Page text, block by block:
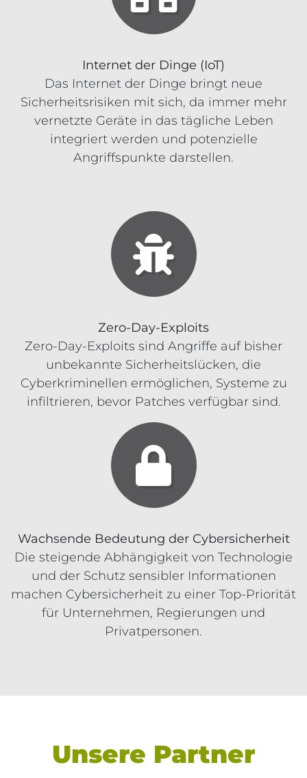
Internet der Dinge (IoT)
Das Internet der Dinge bringt neue
Sicherheitsrisiken mit sich, da immer mehr
vernetzte Geräte in das tägliche Leben
integriert werden und potenzielle
Angriffspunkte darstellen.
Zero-Day-Exploits
Zero-Day-Exploits sind Angriffe auf bisher
unbekannte Sicherheitslücken, die
Cyberkriminellen ermöglichen, Systeme zu
infiltrieren, bevor Patches verfügbar sind.
Wachsende Bedeutung der Cybersicherheit
Die steigende Abhängigkeit von Technologie
und der Schutz sensibler Informationen
machen Cybersicherheit zu einer Top-Priorität
für Unternehmen, Regierungen und
Privatpersonen.
Unsere Partner